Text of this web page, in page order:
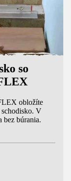
so
obložíte
schodisko. V
búrania.